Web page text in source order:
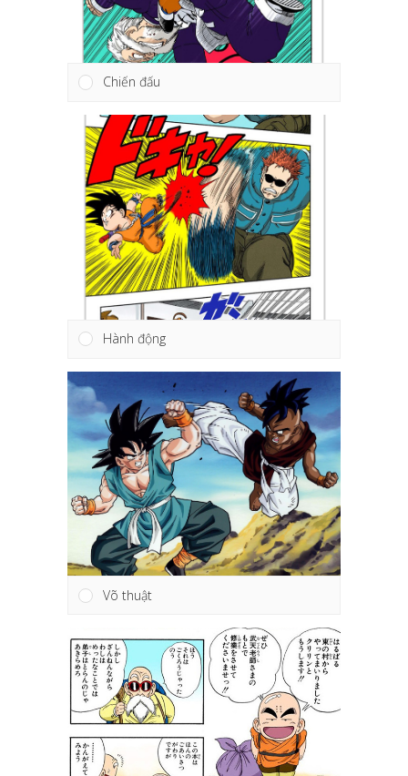
Chiến đấu
Hành động
Võ thuật